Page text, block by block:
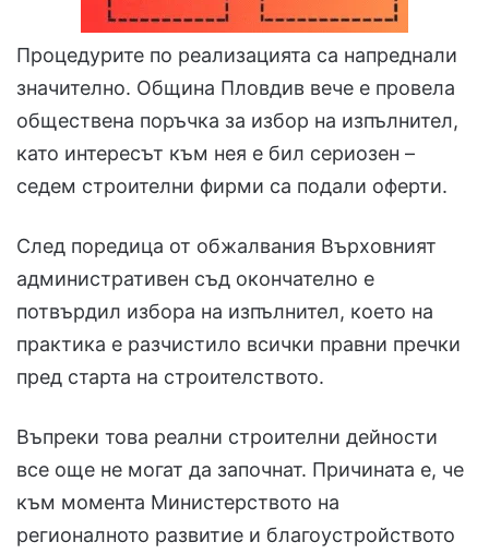
Процедурите по реализацията са напреднали
значително. Община Пловдив вече е провела
обществена поръчка за избор на изпълнител,
като интересът към нея е бил сериозен –
седем строителни фирми са подали оферти.
След поредица от обжалвания Върховният
административен съд окончателно е
потвърдил избора на изпълнител, което на
практика е разчистило всички правни пречки
пред старта на строителството.
Въпреки това реални строителни дейности
все още не могат да започнат. Причината е, че
към момента Министерството на
регионалното развитие и благоустройството